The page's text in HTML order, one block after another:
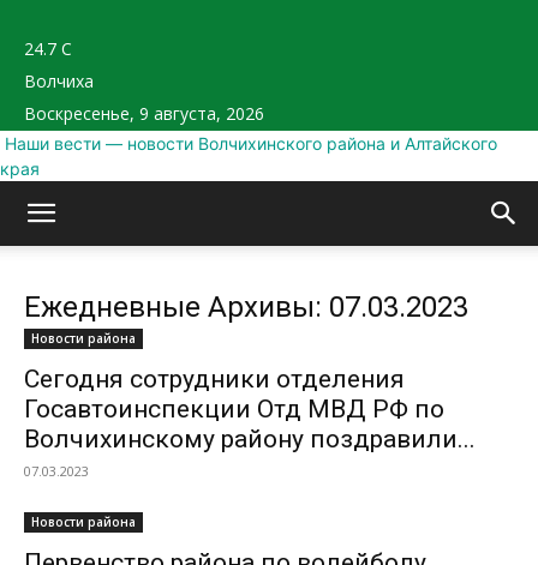
24.7 C
Волчиха
Воскресенье, 9 августа, 2026
Наши вести — новости Волчихинского района и Алтайского
края
Ежедневные Архивы: 07.03.2023
Новости района
Сегодня сотрудники отделения
Госавтоинспекции Отд МВД РФ по
Волчихинскому району поздравили...
07.03.2023
Новости района